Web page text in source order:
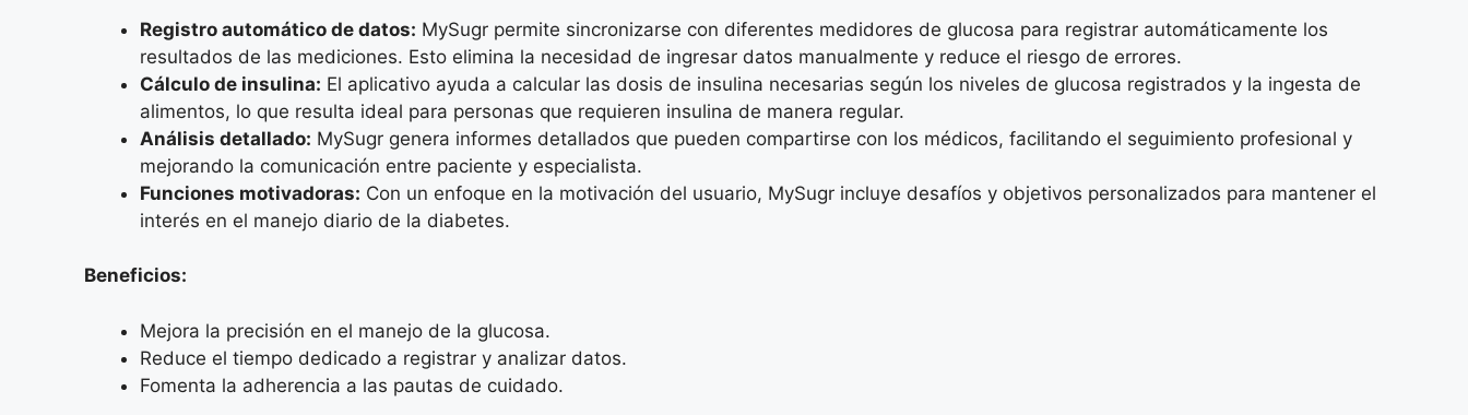
Registro automático de datos: MySugr permite sincronizarse con diferentes medidores de glucosa para registrar automáticamente los
resultados de las mediciones. Esto elimina la necesidad de ingresar datos manualmente y reduce el riesgo de errores.
Cálculo de insulina: El aplicativo ayuda a calcular las dosis de insulina necesarias según los niveles de glucosa registrados y la ingesta de
alimentos, lo que resulta ideal para personas que requieren insulina de manera regular.
Análisis detallado: MySugr genera informes detallados que pueden compartirse con los médicos, facilitando el seguimiento profesional y
mejorando la comunicación entre paciente y especialista.
Funciones motivadoras: Con un enfoque en la motivación del usuario, MySugr incluye desafíos y objetivos personalizados para mantener el
interés en el manejo diario de la diabetes.
Beneficios:
Mejora la precisión en el manejo de la glucosa.
Reduce el tiempo dedicado a registrar y analizar datos.
Fomenta la adherencia a las pautas de cuidado.